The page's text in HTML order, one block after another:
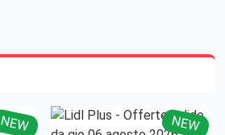
NEW NEW